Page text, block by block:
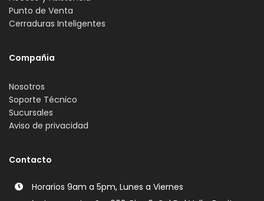
Punto de Venta
Cerraduras Inteligentes
Compañia
Nosotros
Soporte Técnico
Sucursales
Aviso de privacidad
Contacto
Horarios 9am a 5pm, Lunes a Viernes